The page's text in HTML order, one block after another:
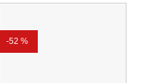
-52 %